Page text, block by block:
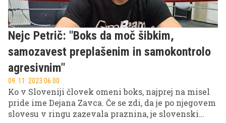
Nejc Petrič: ''Boks da moč šibkim,
samozavest preplašenim in samokontrolo
agresivnim''
09. 11. 2023 06.00
Ko v Sloveniji človek omeni boks, najprej na misel
pride ime Dejana Zavca. Če se zdi, da je po njegovem
slovesu v ringu zazevala praznina, je slovenski